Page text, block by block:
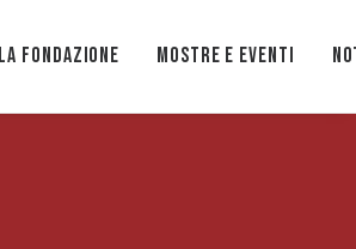
La Fondazione Mostre e eventi